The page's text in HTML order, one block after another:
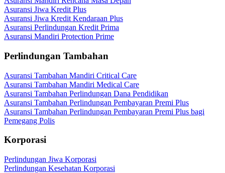
Asuransi Jiwa Kredit Plus
Asuransi Jiwa Kredit Kendaraan Plus
Asuransi Perlindungan Kredit Prima
Asuransi Mandiri Protection Prime
Perlindungan Tambahan
Asuransi Tambahan Mandiri Critical Care
Asuransi Tambahan Mandiri Medical Care
Asuransi Tambahan Perlindungan Dana Pendidikan
Asuransi Tambahan Perlindungan Pembayaran Premi Plus
Asuransi Tambahan Perlindungan Pembayaran Premi Plus bagi
Pemegang Polis
Korporasi
Perlindungan Jiwa Korporasi
Perlindungan Kesehatan Korporasi